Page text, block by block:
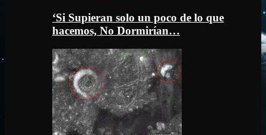
‘Si Supieran solo un poco de lo que
hacemos, No Dormirían…